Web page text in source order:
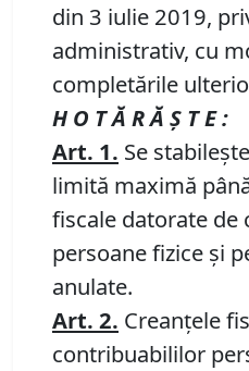
din 3 iulie 2019,
administrativ, cu
completările
H O T Ă R Ă Ş T E :
Art. 1. Se
limită maximă
fiscale datorate de
persoane fizice și
anulate.
Art. 2. Creanțele
contribuabililor